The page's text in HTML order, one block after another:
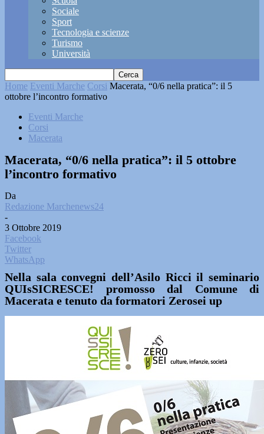
Sociale
Sport
Tecnologia e scienze
Turismo
Università
Home Eventi Marche Corsi Macerata, “0/6 nella pratica”: il 5
ottobre l’incontro formativo
Eventi Marche
Corsi
Macerata
Macerata, “0/6 nella pratica”: il 5 ottobre
l’incontro formativo
Da
Redazione Marchenews24
-
3 Ottobre 2019
Facebook
Twitter
WhatsApp
Nella sala convegni dell’Asilo Ricci il seminario
QUIsSICRESCE! promosso dal Comune di
Macerata e tenuto da formatori Zerosei up